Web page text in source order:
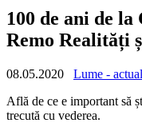
100 de ani de
Remo Realități
08.05.2020 Lume -
Află de ce e important să
trecută cu vederea.